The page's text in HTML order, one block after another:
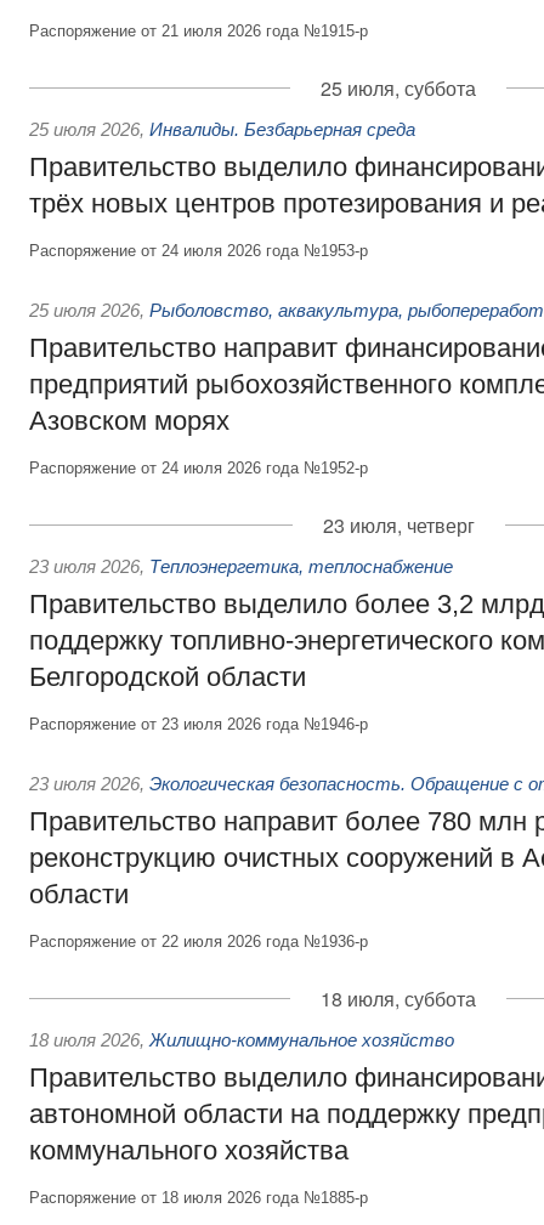
Распоряжение от 21 июля 2026 года №1915-р
25 июля, суббота
25 июля 2026, Инвалиды. Безбарьерная среда
Правительство выделило
трёх новых центров протезирования и
Распоряжение от 24 июля 2026 года №1953-р
25 июля 2026, Рыболовство, аквакультура,
Правительство направит
предприятий рыбохозяйственного
Азовском морях
Распоряжение от 24 июля 2026 года №1952-р
23 июля, четверг
23 июля 2026, Теплоэнергетика, теплоснабжение
Правительство выделило более 3,2
поддержку топливно-энергетического
Белгородской области
Распоряжение от 23 июля 2026 года №1946-р
23 июля 2026, Экологическая безопасность. Обращение с
Правительство направит более 780 млн
реконструкцию очистных сооружений в
области
Распоряжение от 22 июля 2026 года №1936-р
18 июля, суббота
18 июля 2026, Жилищно-коммунальное хозяйство
Правительство выделило
автономной области на поддержку
коммунального хозяйства
Распоряжение от 18 июля 2026 года №1885-р